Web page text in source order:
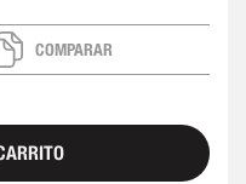
COMPARAR